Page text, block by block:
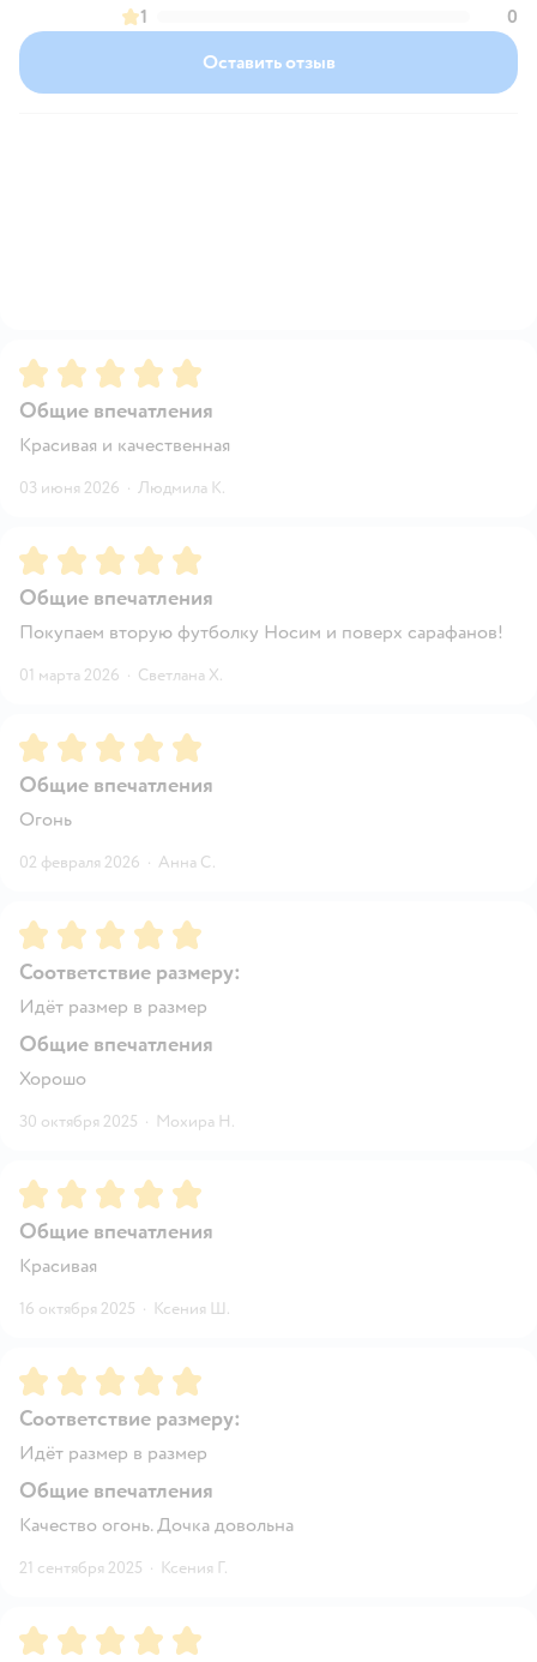
1
0
Оставить отзыв
Рейтинг:5
Общие впечатления
Красивая и качественная
03 июня 2026 · Людмила К.
Рейтинг:5
Общие впечатления
Покупаем вторую футболку Носим и поверх сарафанов!
01 марта 2026 · Светлана Х.
Рейтинг:5
Общие впечатления
Огонь
02 февраля 2026 · Анна С.
Рейтинг:5
Соответствие размеру:
Идёт размер в размер
Общие впечатления
Хорошо
30 октября 2025 · Мохира Н.
Рейтинг:5
Общие впечатления
Красивая
16 октября 2025 · Ксения Ш.
Рейтинг:5
Соответствие размеру:
Идёт размер в размер
Общие впечатления
Качество огонь. Дочка довольна
21 сентября 2025 · Ксения Г.
Рейтинг:5